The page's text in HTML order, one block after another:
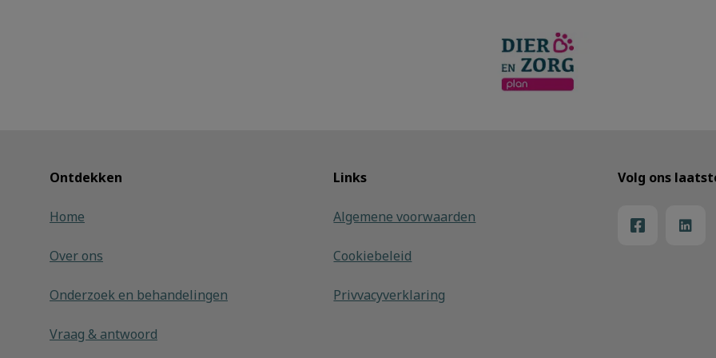
Ontdekken
Home
Over ons
Onderzoek en behandelingen
Vraag & antwoord
Links
Algemene voorwaarden
Cookiebeleid
Privvacyverklaring
Volg ons